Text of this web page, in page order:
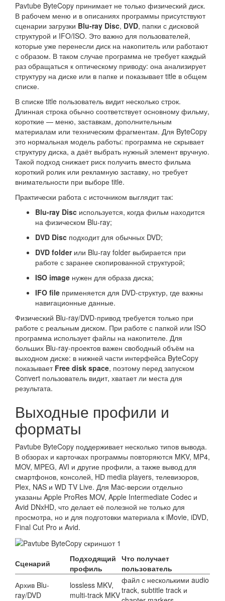
Pavtube ByteCopy принимает не только физический диск.
В рабочем меню и в описаниях программы присутствуют
сценарии загрузки Blu-ray Disc, DVD, папки с дисковой
структурой и IFO/ISO. Это важно для пользователей,
которые уже перенесли диск на накопитель или работают
с образом. В таком случае программа не требует каждый
раз обращаться к оптическому приводу: она анализирует
структуру на диске или в папке и показывает title в общем
списке.
В списке title пользователь видит несколько строк.
Длинная строка обычно соответствует основному фильму,
короткие — меню, заставкам, дополнительным
материалам или техническим фрагментам. Для ByteCopy
это нормальная модель работы: программа не скрывает
структуру диска, а даёт выбрать нужный элемент вручную.
Такой подход снижает риск получить вместо фильма
короткий ролик или рекламную заставку, но требует
внимательности при выборе title.
Практически работа с источником выглядит так:
Blu-ray Disc используется, когда фильм находится
на физическом Blu-ray;
DVD Disc подходит для обычных DVD;
DVD folderили Blu-ray folder выбирается при
работе с заранее скопированной структурой;
ISO image нужен для образа диска;
IFO file применяется для DVD-структур, где важны
навигационные данные.
Физический Blu-ray/DVD-привод требуется только при
работе с реальным диском. При работе с папкой или ISO
программа использует файлы на накопителе. Для
больших Blu-ray-проектов важен свободный объём на
выходном диске: в нижней части интерфейса ByteCopy
показывает Free disk space, поэтому перед запуском
Convert пользователь видит, хватает ли места для
результата.
Выходные профили и
форматы
Pavtube ByteCopy поддерживает несколько типов вывода.
В обзорах и карточках программы повторяются MKV, MP4,
MOV, MPEG, AVI и другие профили, а также вывод для
смартфонов, консолей, HD media players, телевизоров,
Plex, NAS и WD TV Live. Для Mac-версии отдельно
указаны Apple ProRes MOV, Apple Intermediate Codec и
Avid DNxHD, что делает её полезной не только для
просмотра, но и для подготовки материала к iMovie, iDVD,
Final Cut Pro и Avid.
Сценарий
Подходящий
профиль
Что получает
пользователь
Архив Blu-
ray/DVD
lossless MKV,
multi-track MKV
файл с несколькими audio
track, subtitle track и